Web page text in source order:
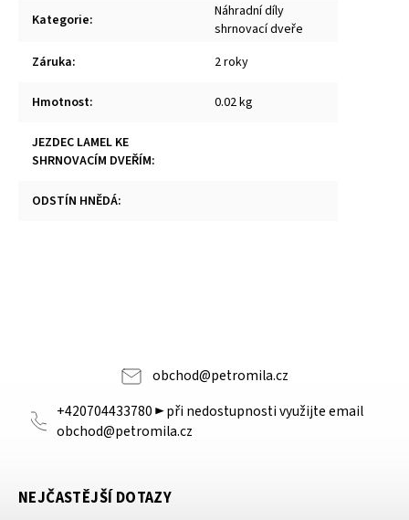
Kategorie:
Náhradní díly
shrnovací dveře
Záruka: 2 roky
Hmotnost: 0.02 kg
JEZDEC LAMEL KE
SHRNOVACÍM DVEŘÍM:
ODSTÍN HNĚDÁ:
obchod@petromila.cz
+420704433780 ► při nedostupnosti využijte email
obchod@petromila.cz
NEJČASTĚJŠÍ DOTAZY